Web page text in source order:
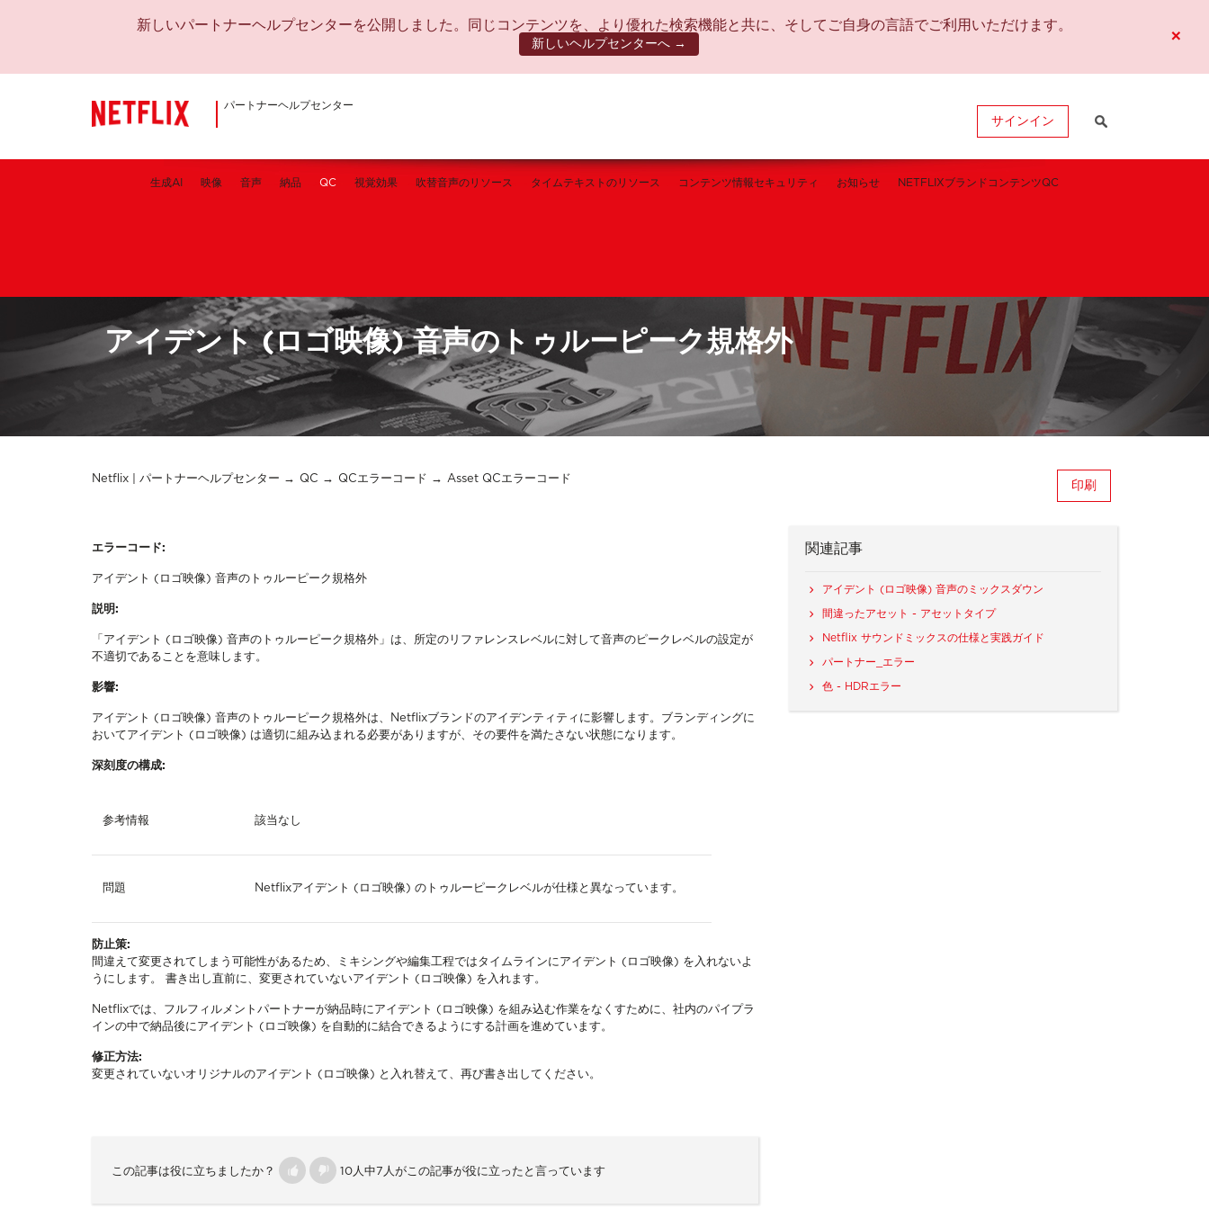
新しいパートナーヘルプセンターを公開しました。同じコンテンツを、より優れた検索機能と共に、そしてご自身の言語でご利用いただけます。
新しいヘルプセンターへ → ×
パートナーヘルプセンター
サインイン
生成AI 映像 音声 納品 QC 視覚効果 吹替音声のリソース タイムテキストのリソース コンテンツ情報セキュリティ お知らせ NETFLIXブランドコンテンツQC
アイデント (ロゴ映像) 音声のトゥルーピーク規格外
Netflix | パートナーヘルプセンター QC QCエラーコード Asset QCエラーコード
印刷
エラーコード:
アイデント (ロゴ映像) 音声のトゥルーピーク規格外
説明:
「アイデント (ロゴ映像) 音声のトゥルーピーク規格外」は、所定のリファレンスレベルに対して音声のピークレベルの設定が
不適切であることを意味します。
影響:
アイデント (ロゴ映像) 音声のトゥルーピーク規格外は、Netflixブランドのアイデンティティに影響します。ブランディングに
おいてアイデント (ロゴ映像) は適切に組み込まれる必要がありますが、その要件を満たさない状態になります。
深刻度の構成:
参考情報 該当なし
問題 Netflixアイデント (ロゴ映像) のトゥルーピークレベルが仕様と異なっています。
防止策:
間違えて変更されてしまう可能性があるため、ミキシングや編集工程ではタイムラインにアイデント (ロゴ映像) を入れないよ
うにします。 書き出し直前に、変更されていないアイデント (ロゴ映像) を入れます。
Netflixでは、フルフィルメントパートナーが納品時にアイデント (ロゴ映像) を組み込む作業をなくすために、社内のパイプラ
インの中で納品後にアイデント (ロゴ映像) を自動的に結合できるようにする計画を進めています。
修正方法:
変更されていないオリジナルのアイデント (ロゴ映像) と入れ替えて、再び書き出してください。
この記事は役に立ちましたか？ 10人中7人がこの記事が役に立ったと言っています
関連記事
アイデント (ロゴ映像) 音声のミックスダウン
間違ったアセット - アセットタイプ
Netflix サウンドミックスの仕様と実践ガイド
パートナー_エラー
色 - HDRエラー